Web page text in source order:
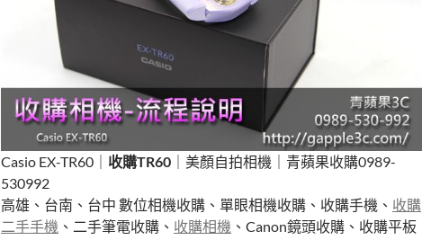
Casio EX-TR60｜ 收購TR60 ｜美顏自拍相機｜青蘋果收購0989-
530992
高雄、台南、台中 數位相機收購、單眼相機收購、收購手機、 收購
二手手機 、二手筆電收購、 收購相機 、Canon鏡頭收購、收購平板